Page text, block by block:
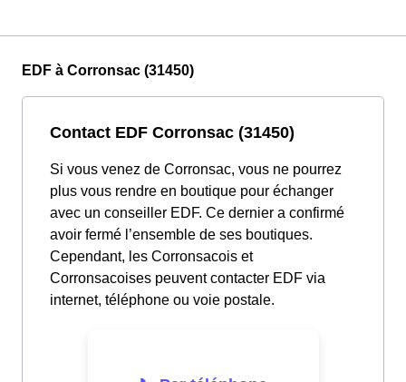
EDF à Corronsac (31450)
Contact EDF Corronsac (31450)
Si vous venez de Corronsac, vous ne pourrez
plus vous rendre en boutique pour échanger
avec un conseiller EDF. Ce dernier a confirmé
avoir fermé l’ensemble de ses boutiques.
Cependant, les Corronsacois et
Corronsacoises peuvent contacter EDF via
internet, téléphone ou voie postale.